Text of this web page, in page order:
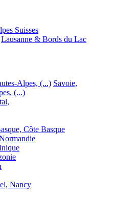
Suisses
Lausanne & Bords du Lac
Alpes, (...) Savoie,
(...)
Côte Basque
Nancy